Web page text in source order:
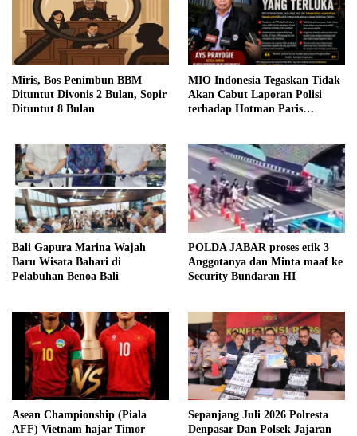
Miris, Bos Penimbun BBM
Dituntut Divonis 2 Bulan, Sopir
Dituntut 8 Bulan
MIO Indonesia Tegaskan Tidak
Akan Cabut Laporan Polisi
terhadap Hotman Paris
Bali Gapura Marina Wajah
Baru Wisata Bahari di
Pelabuhan Benoa Bali
POLDA JABAR proses etik 3
Anggotanya dan Minta maaf ke
Security Bundaran HI
Asean Championship (Piala
AFF) Vietnam hajar Timor
Sepanjang Juli 2026 Polresta
Denpasar Dan Polsek Jajaran